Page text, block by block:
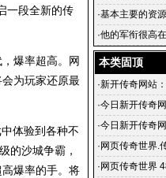
一段全新的传
爆率超高。网
为玩家还原最
体验到各种不
的沙城争霸，
爆率的手。将
·基本主要的资
·他的军衔很高
本类固顶
·新开传奇网站
·今日新开传奇
·今日新开传奇
开传奇网站：
· 网页传奇世界.
布
· 网页传奇世界